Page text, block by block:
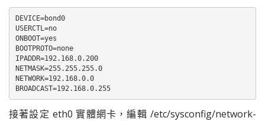
DEVICE=bond0
USERCTL=no
ONBOOT=yes
BOOTPROTO=none
IPADDR=192.168.0.200
NETMASK=255.255.255.0
NETWORK=192.168.0.0
BROADCAST=192.168.0.255
接著設定 eth0 實體網卡，編輯 /etc/sysconfig/network-